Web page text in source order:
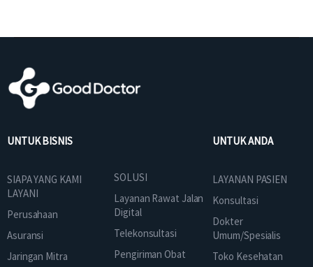
UNTUK BISNIS
SIAPA YANG KAMI
LAYANI
Perusahaan
Asuransi
Jaringan Mitra
SOLUSI
Layanan Rawat Jalan
Digital
Telekonsultasi
Pengiriman Obat
UNTUK ANDA
LAYANAN PASIEN
Konsultasi
Dokter
Umum/Spesialis
Toko Kesehatan